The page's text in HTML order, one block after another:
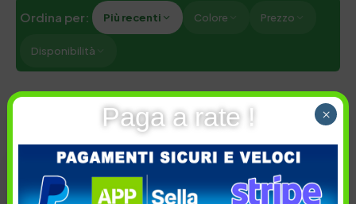
Ordina per: Più recenti Colore Prezzo
Disponibilità
Paga a rate ! ×